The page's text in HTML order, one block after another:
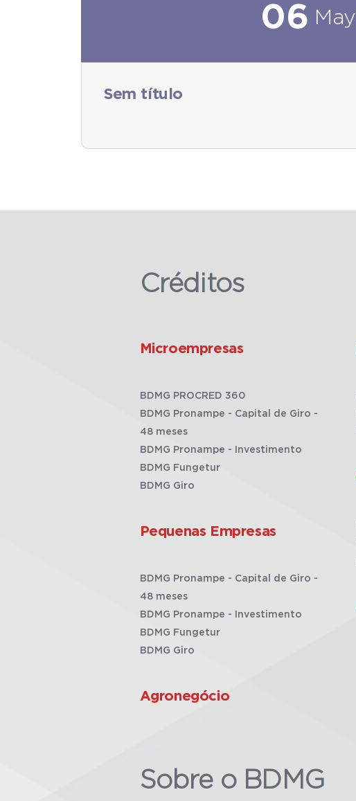
06 May
Sem título
Créditos
Microempresas
BDMG PROCRED 360
BDMG Pronampe - Capital de Giro -
48 meses
BDMG Pronampe - Investimento
BDMG Fungetur
BDMG Giro
Pequenas Empresas
BDMG Pronampe - Capital de Giro -
48 meses
BDMG Pronampe - Investimento
BDMG Fungetur
BDMG Giro
Agronegócio
Sobre o BDMG